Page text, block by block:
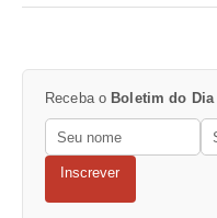
Receba o Boletim do Dia
Inscrever